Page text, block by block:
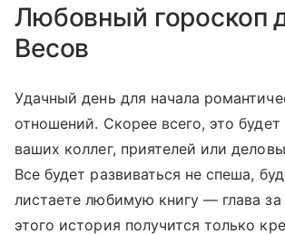
Любовный гороскоп
Весов
Удачный день для начала
отношений. Скорее всего, это
ваших коллег, приятелей или
Все будет развиваться не спеша,
листаете любимую книгу — глава за
этого история получится только